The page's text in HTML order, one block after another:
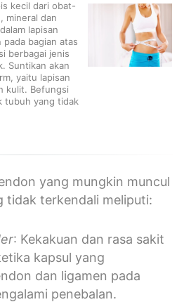
kecil dari obat-
mineral dan
lapisan
bagian atas
berbagai jenis
Suntikan akan
yaitu lapisan
kulit. Befungsi
tubuh yang tidak
yang mungkin muncul
tidak terkendali meliputi:
: Kekakuan dan rasa sakit
kapsul yang
dan ligamen pada
penebalan.